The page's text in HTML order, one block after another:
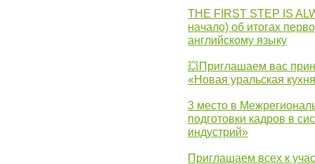
THE FIRST STEP IS
начало) об итогах
английскому языку
💥Приглашаем вас
«Новая уральская
3 место в
подготовки кадров в
индустрий»
Приглашаем всех к